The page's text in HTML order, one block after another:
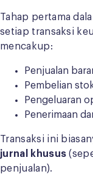
Tahap pertama
setiap transaksi
mencakup:
Penjualan
Pembelian
Pengeluaran
Penerimaan
Transaksi ini
jurnal khusus
penjualan).